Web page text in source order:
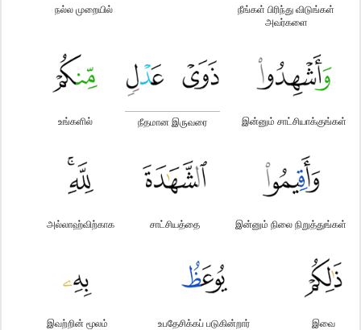
நீங்கள் பிரிந்து விடுங்கள்
அவர்களை
நல்ல முறையில்
இன்னும் சாட்சியாக்குங்கள்
நீதமான இருவரை
உங்களில்
இன்னும் நிலை நிறுத்துங்கள்
சாட்சியத்தை
அல்லாஹ்விற்காக
இவை
உபதேசிக்கப் படுகின்றார்
இவற்றின் மூலம்